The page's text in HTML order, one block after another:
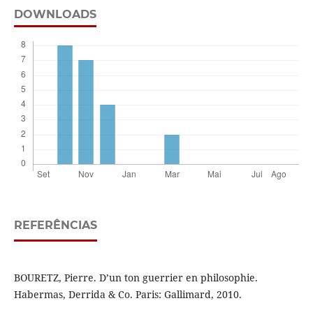
DOWNLOADS
REFERÊNCIAS
BOURETZ, Pierre. D’un ton guerrier en philosophie.
Habermas, Derrida & Co. Paris: Gallimard, 2010.